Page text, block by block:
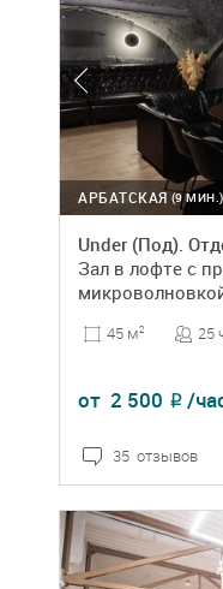
(9 МИН.)
АРБАТСКАЯ
Under (Под).
Зал в лофте с
45 м2 25
от 2 500 ₽ /
35 отзывов